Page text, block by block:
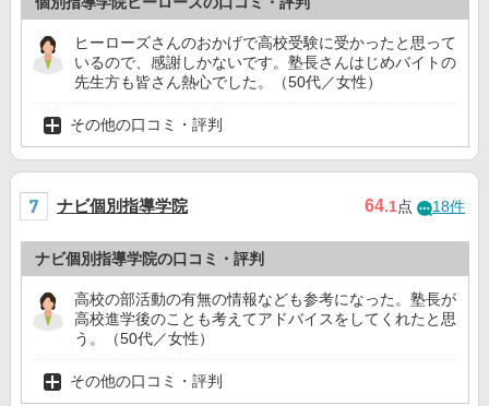
ヒーローズさんのおかげで高校受験に受かったと思って
いるので、感謝しかないです。塾長さんはじめバイトの
先生方も皆さん熱心でした。（50代／女性）
その他の口コミ・評判
ナビ個別指導学院 64.1点 18件
ナビ個別指導学院の口コミ・評判
高校の部活動の有無の情報なども参考になった。塾長が
高校進学後のことも考えてアドバイスをしてくれたと思
う。（50代／女性）
その他の口コミ・評判